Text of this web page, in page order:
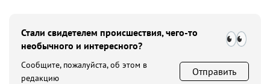
Стали свидетелем происшествия, чего-то
необычного и интересного?
Сообщите, пожалуйста, об этом в
редакцию
Отправить